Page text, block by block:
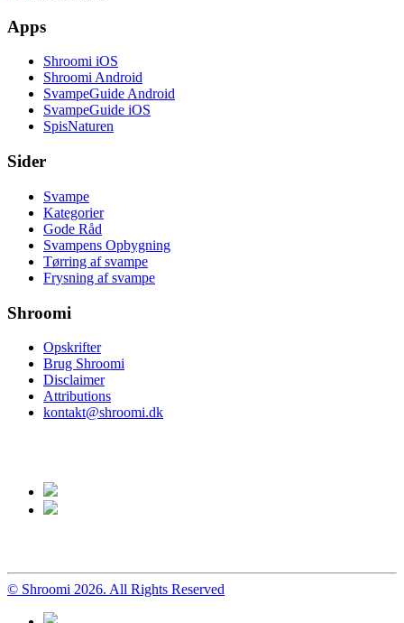
Apps
Shroomi iOS
Shroomi Android
SvampeGuide Android
SvampeGuide iOS
SpisNaturen
Sider
Svampe
Kategorier
Gode Råd
Svampens Opbygning
Tørring af svampe
Frysning af svampe
Shroomi
Opskrifter
Brug Shroomi
Disclaimer
Attributions
kontakt@shroomi.dk
© Shroomi 2026. All Rights Reserved